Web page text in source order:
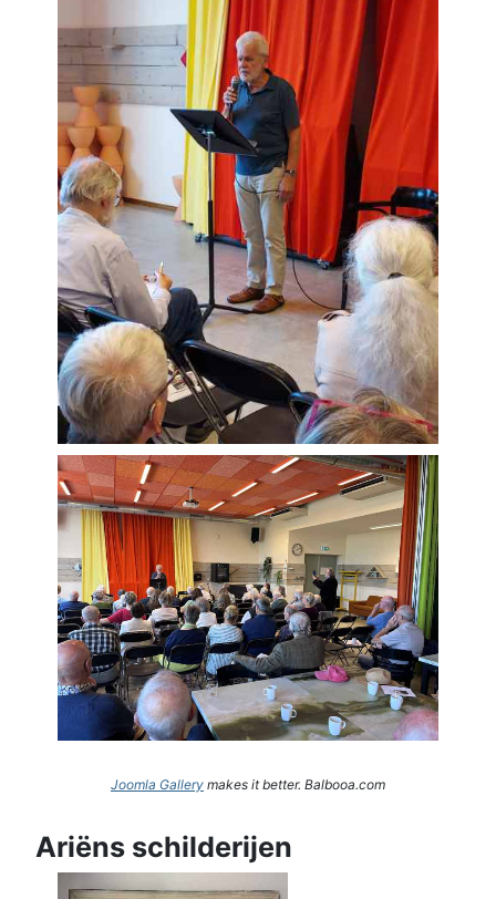
Joomla Gallery makes it better. Balbooa.com
Ariëns schilderijen